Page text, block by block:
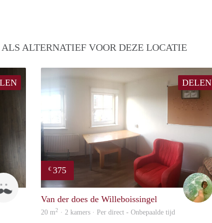
ALS ALTERNATIEF VOOR DEZE LOCATIE
DELEN
€ 375
Van der does de Willeboissingel
20 m2 · 2 kamers · Per direct - Onbepaalde tijd